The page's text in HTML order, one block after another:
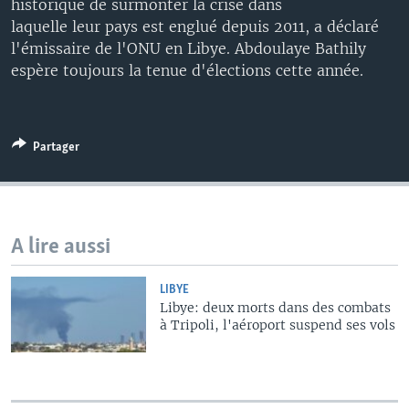
historique de surmonter la crise dans
laquelle leur pays est englué depuis 2011, a déclaré
l'émissaire de l'ONU en Libye. Abdoulaye Bathily
espère toujours la tenue d'élections cette année.
Partager
A lire aussi
LIBYE
Libye: deux morts dans des combats
à Tripoli, l'aéroport suspend ses vols